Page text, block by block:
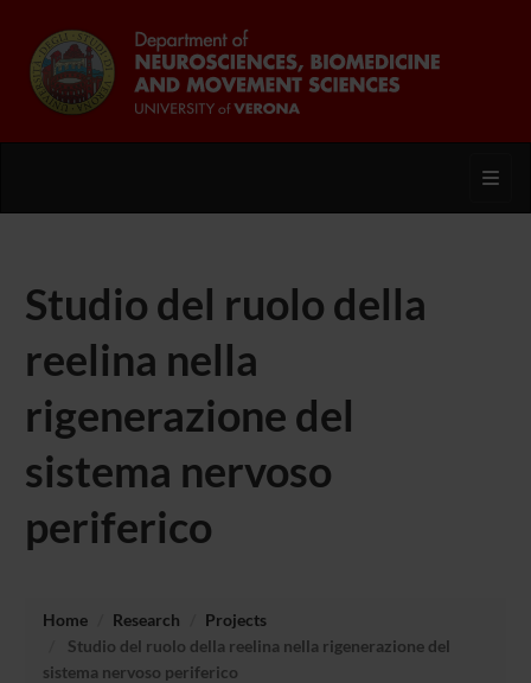
Studio del ruolo della
reelina nella
rigenerazione del
sistema nervoso
periferico
Home Research
Projects
Studio del ruolo della reelina nella rigenerazione del
sistema nervoso periferico